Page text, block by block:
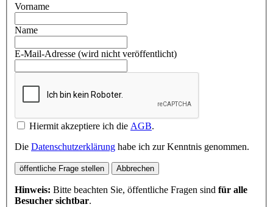
Vorname
Name
E-Mail-Adresse (wird nicht veröffentlicht)
Hiermit akzeptiere ich die AGB.
Die Datenschutzerklärung habe ich zur Kenntnis genommen.
öffentliche Frage stellen Abbrechen
Hinweis: Bitte beachten Sie, öffentliche Fragen sind für alle
Besucher sichtbar.